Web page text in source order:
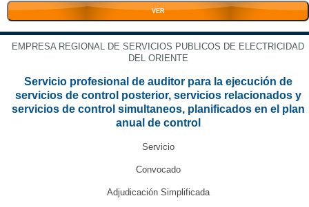
VER
EMPRESA REGIONAL DE SERVICIOS PUBLICOS DE ELECTRICIDAD
DEL ORIENTE
Servicio profesional de auditor para la ejecución de
servicios de control posterior, servicios relacionados y
servicios de control simultaneos, planificados en el plan
anual de control
Servicio
Convocado
Adjudicación Simplificada